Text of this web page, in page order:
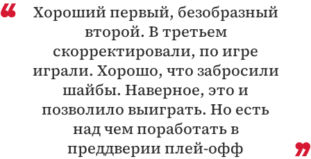
Хороший первый, безобразный
второй. В третьем
скорректировали, по игре
играли. Хорошо, что забросили
шайбы. Наверное, это и
позволило выиграть. Но есть
над чем поработать в
преддверии плей-офф